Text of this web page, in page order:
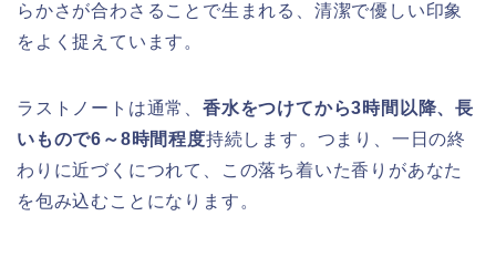
らかさが合わさることで生まれる、清潔で優しい印象
をよく捉えています。
ラストノートは通常、 香水をつけてから3時間以降、長
いもので6～8時間程度持続します。つまり、一日の終
わりに近づくにつれて、この落ち着いた香りがあなた
を包み込むことになります。